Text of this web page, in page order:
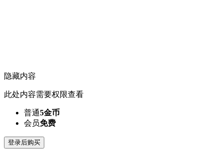
隐藏内容
此处内容需要权限查看
普通5金币
会员免费
登录后购买